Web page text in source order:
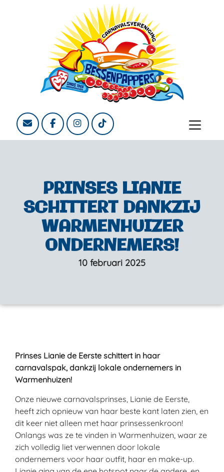
PRINSES LIANIE
SCHITTERT DANKZIJ
WARMENHUIZER
ONDERNEMERS!
10 februari 2025
Prinses Lianie de Eerste schittert in haar
carnavalspak, dankzij lokale ondernemers in
Warmenhuizen!
Onze nieuwe carnavalsprinses, Lianie de Eerste,
heeft zich opnieuw van haar beste kant laten zien, en
dit keer niet alleen met haar prinsessenkroon!
Onlangs was ze te vinden in Warmenhuizen, waar ze
zich volledig liet verwennen door lokale
ondernemers voor haar outfit, haar en make-up.